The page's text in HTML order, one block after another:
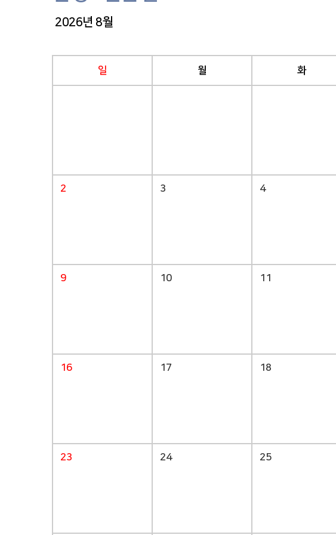
2026년 8월
일 월 화
2 3 4
9 10 11
16 17 18
23 24 25